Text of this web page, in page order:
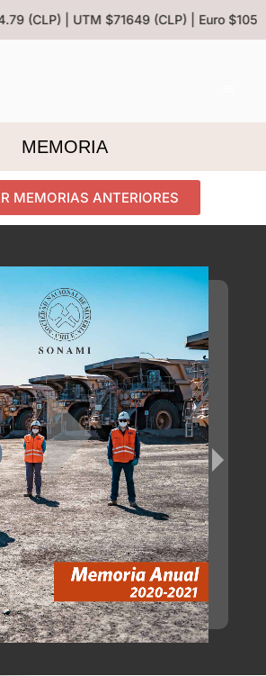
(CLP) | UTM $71649 (CLP) | Euro
MEMORIA
MEMORIAS ANTERIORES